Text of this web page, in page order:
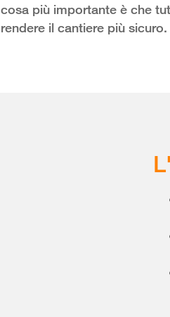
cosa più importante è che
rendere il cantiere più sicuro.